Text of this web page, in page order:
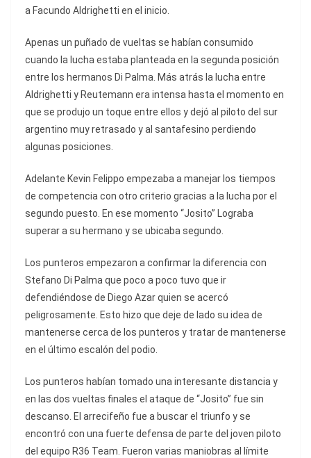
a Facundo Aldrighetti en el inicio.
Apenas un puñado de vueltas se habían consumido
cuando la lucha estaba planteada en la segunda posición
entre los hermanos Di Palma. Más atrás la lucha entre
Aldrighetti y Reutemann era intensa hasta el momento en
que se produjo un toque entre ellos y dejó al piloto del sur
argentino muy retrasado y al santafesino perdiendo
algunas posiciones.
Adelante Kevin Felippo empezaba a manejar los tiempos
de competencia con otro criterio gracias a la lucha por el
segundo puesto. En ese momento “Josito” Lograba
superar a su hermano y se ubicaba segundo.
Los punteros empezaron a confirmar la diferencia con
Stefano Di Palma que poco a poco tuvo que ir
defendiéndose de Diego Azar quien se acercó
peligrosamente. Esto hizo que deje de lado su idea de
mantenerse cerca de los punteros y tratar de mantenerse
en el último escalón del podio.
Los punteros habían tomado una interesante distancia y
en las dos vueltas finales el ataque de “Josito” fue sin
descanso. El arrecifeño fue a buscar el triunfo y se
encontró con una fuerte defensa de parte del joven piloto
del equipo R36 Team. Fueron varias maniobras al límite